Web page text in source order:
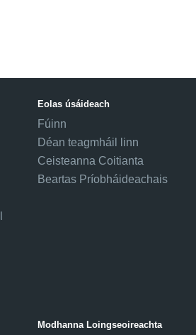
Eolas úsáideach
Fúinn
Déan teagmháil linn
Ceisteanna Coitianta
Beartas Príobháideachais
Modhanna Loingseoireachta